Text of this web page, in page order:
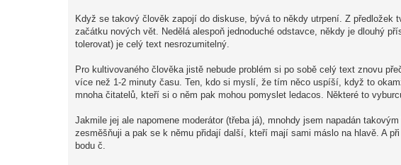
Když se takový člověk zapojí do diskuse, bývá to někdy utrpení. Z
začátku nových vět. Nedělá alespoň jednoduché odstavce, někdy je dlouhý
tolerovat) je celý text nesrozumitelný.
Pro kultivovaného člověka jistě nebude problém si po sobě celý text znovu
více než 1-2 minuty času. Ten, kdo si myslí, že tím něco uspíší, když to
mnoha čitatelů, kteří si o něm pak mohou pomyslet ledacos. Některé to
Jakmile jej ale napomene moderátor (třeba já), mnohdy jsem napadán
zesměšňuji a pak se k němu přidají další, kteří mají sami máslo na hlavě. A
bodu č.